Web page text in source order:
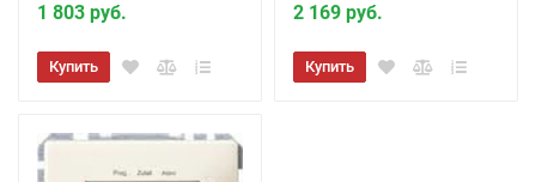
1 803 руб.
Купить
2 169 руб.
Купить